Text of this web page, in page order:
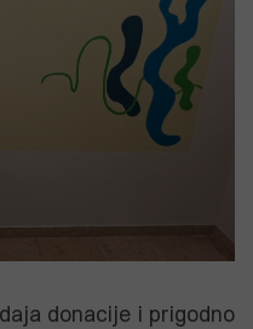
donacije i prigodno